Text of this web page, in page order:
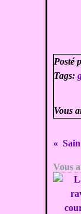
Posté
Tags:
Vous
Vous